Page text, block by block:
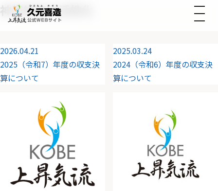
神戸経済の活性化
2026.04.21
2025（令和7）年度の収支決
算について
2025.03.24
2024（令和6）年度の収支決
算について